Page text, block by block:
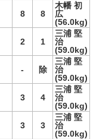
8 8
木幡 初
広
(56.0kg)
2 1
三浦 堅
治
(59.0kg)
- 除
三浦 堅
治
(59.0kg)
3 4
三浦 堅
治
(59.0kg)
3 3
三浦 堅
治
(59.0kg)